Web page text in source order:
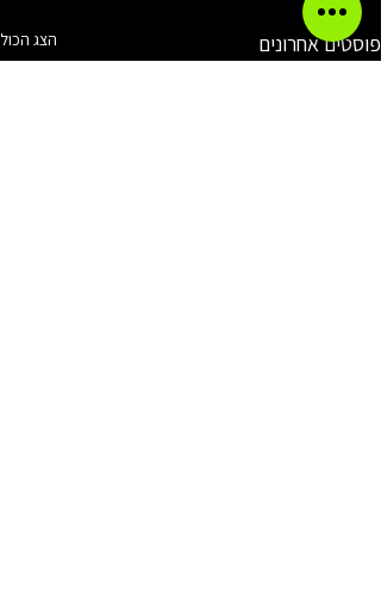
פוסטים אחרונים הצג הכול